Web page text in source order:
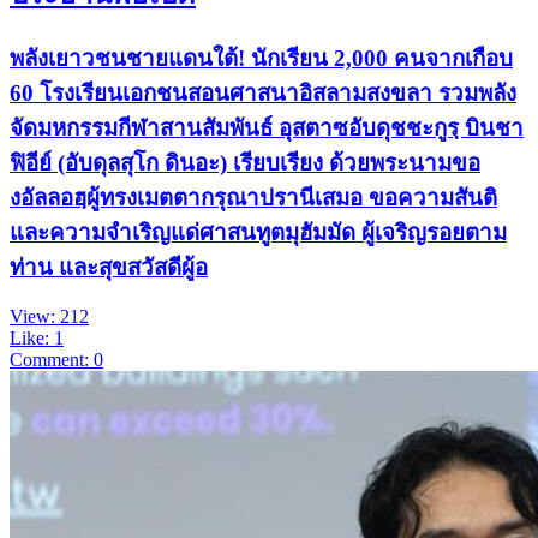
พลังเยาวชนชายแดนใต้! นักเรียน 2,000 คนจากเกือบ
60 โรงเรียนเอกชนสอนศาสนาอิสลามสงขลา รวมพลัง
จัดมหกรรมกีฬาสานสัมพันธ์ อุสตาซอับดุชชะกูรฺ บินชา
ฟิอีย์ (อับดุลสุโก ดินอะ) เรียบเรียง ด้วยพระนามขอ
งอัลลอฮฺผู้ทรงเมตตากรุณาปรานีเสมอ ขอความสันติ
และความจำเริญแด่ศาสนทูตมุฮัมมัด ผู้เจริญรอยตาม
ท่าน และสุขสวัสดีผู้อ
View: 212
Like: 1
Comment: 0